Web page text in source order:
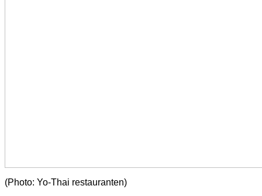
(Photo: Yo-Thai restauranten)